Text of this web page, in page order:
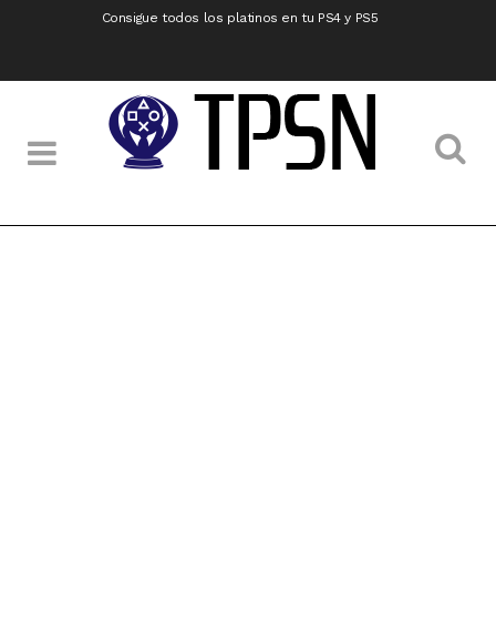
Consigue todos los platinos en tu PS4 y PS5